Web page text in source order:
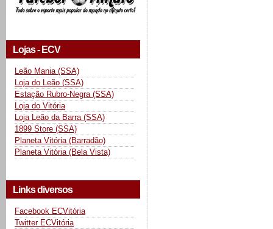
Lojas - ECV
Leão Mania (SSA)
Loja do Leão (SSA)
Estação Rubro-Negra (SSA)
Loja do Vitória
Loja Leão da Barra (SSA)
1899 Store (SSA)
Planeta Vitória (Barradão)
Planeta Vitória (Bela Vista)
Links diversos
Facebook ECVitória
Twitter ECVitória